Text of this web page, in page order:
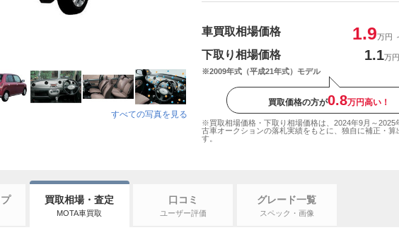
すべての写真を見る
車買取相場価格 1.9万円
下取り相場価格 1.1万円
※2009年式（平成21年式）モデル
買取価格の方が0.8万円高い！
※買取相場価格・下取り相場価格は、2024年9月～2025
古車オークションの落札実績をもとに、独自に補正・算
す。
買取相場・査定
MOTA車買取
口コミ
ユーザー評価
グレード一覧
スペック・画像